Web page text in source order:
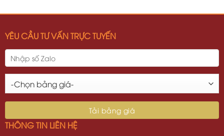
YÊU CẦU TƯ VẤN TRỰC TUYẾN
THÔNG TIN LIÊN HỆ